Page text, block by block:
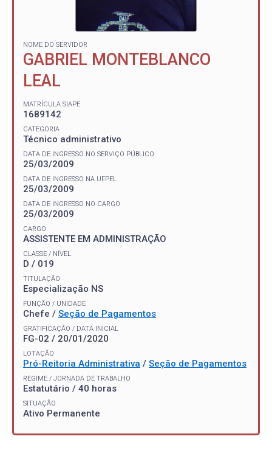
NOME DO SERVIDOR
GABRIEL MONTEBLANCO
LEAL
MATRÍCULA SIAPE
1689142
CATEGORIA
Técnico administrativo
DATA DE INGRESSO NO SERVIÇO PÚBLICO
25/03/2009
DATA DE INGRESSO NA UFPEL
25/03/2009
DATA DE INGRESSO NO CARGO
25/03/2009
CARGO
ASSISTENTE EM ADMINISTRAÇÃO
CLASSE / NÍVEL
D / 019
TITULAÇÃO
Especialização NS
FUNÇÃO / UNIDADE
Chefe / Seção de Pagamentos
GRATIFICAÇÃO / DATA INICIAL
FG-02 / 20/01/2020
LOTAÇÃO
Pró-Reitoria Administrativa / Seção de Pagamentos
REGIME / JORNADA DE TRABALHO
Estatutário / 40 horas
SITUAÇÃO
Ativo Permanente